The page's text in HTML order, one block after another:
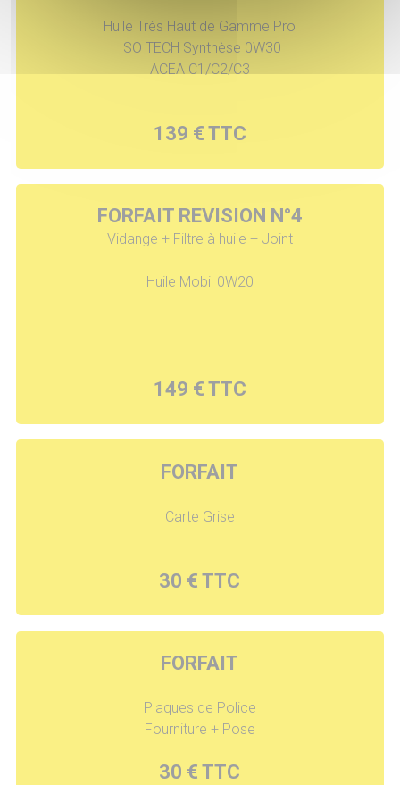
Huile Très Haut de Gamme Pro
ISO TECH Synthèse 0W30
ACEA C1/C2/C3
139 € TTC
FORFAIT REVISION N°4
Vidange + Filtre à huile + Joint
Huile Mobil 0W20
149 € TTC
FORFAIT
Carte Grise
30 € TTC
FORFAIT
Plaques de Police
Fourniture + Pose
30 € TTC